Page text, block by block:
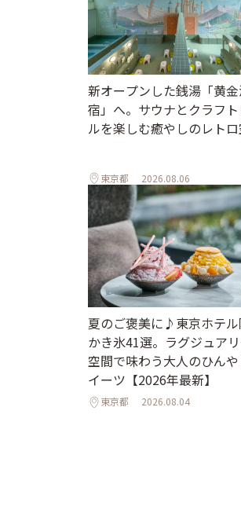
新オープンした銭湯「黄
宿」へ。サウナとクラフト
ルを楽しむ癒やしのレト
東京都 2026.08.06
夏のご褒美に♪東京ホテル
かき氷41選。ラグジュア
空間で味わう大人のひん
イーツ【2026年最新】
東京都 2026.08.04